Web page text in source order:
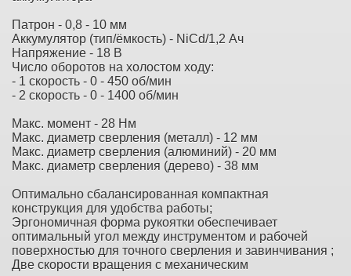
Патрон - 0,8 - 10 мм
Аккумулятор (тип/ёмкость) - NiСd/1,2 Ач
Напряжение - 18 В
Число оборотов на холостом ходу:
- 1 скорость - 0 - 450 об/мин
- 2 скорость - 0 - 1400 об/мин
Макс. момент - 28 Нм
Макс. диаметр сверления (металл) - 12 мм
Макс. диаметр сверления (алюминий) - 20 мм
Макс. диаметр сверления (дерево) - 38 мм
Оптимально сбалансированная компактная
конструкция для удобства работы;
Эргономичная форма рукоятки обеспечивает
оптимальный угол между инструментом и рабочей
поверхностью для точного сверления и завинчивания ;
Две скорости вращения с механическим